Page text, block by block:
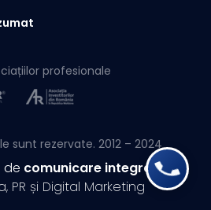
profesionale
sunt rezervate. 2012 – 2024
de comunicare integrată
PR și Digital Marketing